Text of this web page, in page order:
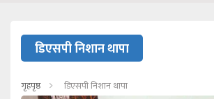
डिएसपी निशान थापा
गृहपृष्ठ डिएसपी निशान थापा